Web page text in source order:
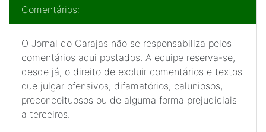
Comentários:
O Jornal do Carajas não se responsabiliza pelos
comentários aqui postados. A equipe reserva-se,
desde já, o direito de excluir comentários e textos
que julgar ofensivos, difamatórios, caluniosos,
preconceituosos ou de alguma forma prejudiciais
a terceiros.